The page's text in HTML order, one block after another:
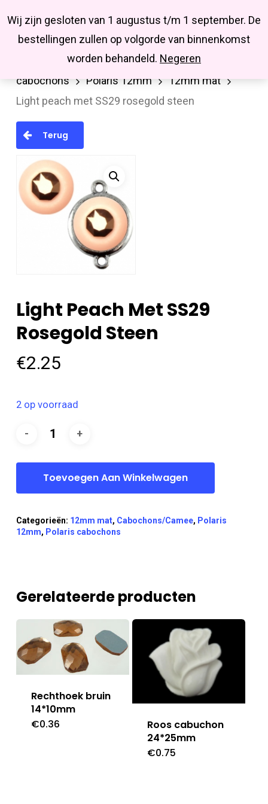
Wij zijn gesloten van 1 augustus t/m 1 september. De
bestellingen zullen op volgorde van binnenkomst
worden behandeld. Negeren
main
Missbluesieraden
searchaccount
Cabochons/Camee
Polaris
cabochons
Polaris 12mm
12mm mat
Light peach met SS29 rosegold steen
Terug
Light Peach Met SS29
Rosegold Steen
€2.25
2 op voorraad
Toevoegen Aan Winkelwagen
Categorieën: 12mm mat, Cabochons/Camee, Polaris
12mm, Polaris cabochons
Gerelateerde producten
Rechthoek bruin
14*10mm
€0.36
Roos cabuchon
24*25mm
€0.75
Close